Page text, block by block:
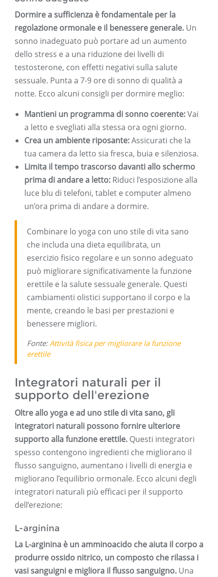
Dormire a sufficienza è fondamentale per la
regolazione ormonale e il benessere generale. Un
sonno inadeguato può portare ad un aumento
dello stress e a una riduzione dei livelli di
testosterone, con effetti negativi sulla salute
sessuale. Punta a 7-9 ore di sonno di qualità a
notte. Ecco alcuni consigli per dormire meglio:
Mantieni un programma di sonno coerente:Vai
a letto e svegliati alla stessa ora ogni giorno.
Crea un ambiente riposante:Assicurati che la
tua camera da letto sia fresca, buia e silenziosa.
Limita il tempo trascorso davanti allo schermo
prima di andare a letto: Riduci l’esposizione alla
luce blu di telefoni, tablet e computer almeno
un’ora prima di andare a dormire.
Combinare lo yoga con uno stile di vita sano
che includa una dieta equilibrata, un
esercizio fisico regolare e un sonno adeguato
può migliorare significativamente la funzione
erettile e la salute sessuale generale. Questi
cambiamenti olistici supportano il corpo e la
mente, creando le basi per prestazioni e
benessere migliori.
Fonte:Attività fisica per migliorare la funzione
erettile
Integratori naturali per il
supporto dell'erezione
Oltre allo yoga e ad uno stile di vita sano, gli
integratori naturali possono fornire ulteriore
supporto alla funzione erettile. Questi integratori
spesso contengono ingredienti che migliorano il
flusso sanguigno, aumentano i livelli di energia e
migliorano l’equilibrio ormonale. Ecco alcuni degli
integratori naturali più efficaci per il supporto
dell’erezione:
L-arginina
La L-arginina è un amminoacido che aiuta il corpo a
produrre ossido nitrico, un composto che rilassa i
vasi sanguigni e migliora il flusso sanguigno. Una